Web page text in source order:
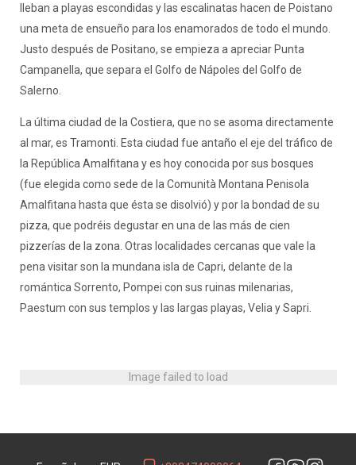
lleban a playas escondidas y las escalinatas hacen de Poistano
una meta de ensueño para los enamorados de todo el mundo.
Justo después de Positano, se empieza a apreciar Punta
Campanella, que separa el Golfo de Nápoles del Golfo de
Salerno.
La última ciudad de la Costiera, que no se asoma directamente
al mar, es Tramonti. Esta ciudad fue antaño el eje del tráfico de
la República Amalfitana y es hoy conocida por sus bosques
(fue elegida como sede de la Comunità Montana Penisola
Amalfitana hasta que ésta se disolvió) y por la bondad de su
pizza, que podréis degustar en una de las más de cien
pizzerías de la zona. Otras localidades cercanas que vale la
pena visitar son la mundana isla de Capri, delante de la
romántica Sorrento, Pompei con sus ruinas milenarias,
Paestum con sus templos y las largas playas, Velia y Sapri.
Image failed to load